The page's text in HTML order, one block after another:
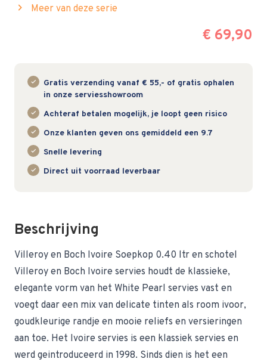
chevron_right Meer van deze serie
€ 69,90
Gratis verzending vanaf € 55,- of gratis ophalen
in onze serviesshowroom
Achteraf betalen mogelijk, je loopt geen risico
Onze klanten geven ons gemiddeld een 9.7
Snelle levering
Direct uit voorraad leverbaar
Beschrijving
Villeroy en Boch Ivoire Soepkop 0.40 ltr en schotel
Villeroy en Boch Ivoire servies houdt de klassieke,
elegante vorm van het White Pearl servies vast en
voegt daar een mix van delicate tinten als room ivoor,
goudkleurige randje en mooie reliefs en versieringen
aan toe. Het Ivoire servies is een klassiek servies en
werd geintroduceerd in 1998. Sinds dien is het een